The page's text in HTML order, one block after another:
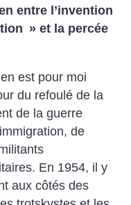
entre l’invention
» et la percée
est pour moi
du refoulé de la
de la guerre
de
En 1954, il y
aux côtés des